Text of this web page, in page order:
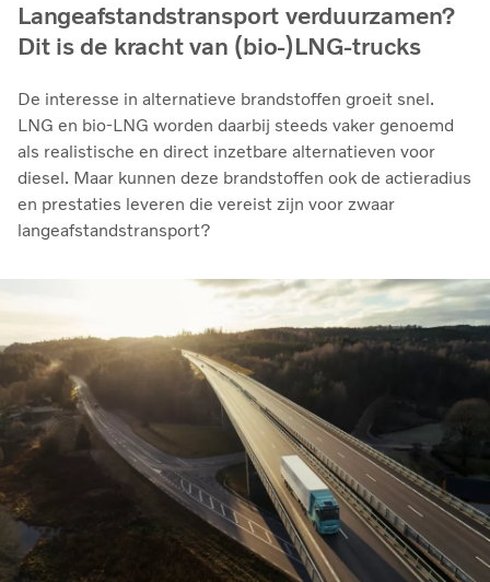
Langeafstandstransport verduurzamen?
Dit is de kracht van (bio-)LNG-trucks
De interesse in alternatieve brandstoffen groeit snel.
LNG en bio‑LNG worden daarbij steeds vaker genoemd
als realistische en direct inzetbare alternatieven voor
diesel. Maar kunnen deze brandstoffen ook de actieradius
en prestaties leveren die vereist zijn voor zwaar
langeafstandstransport?